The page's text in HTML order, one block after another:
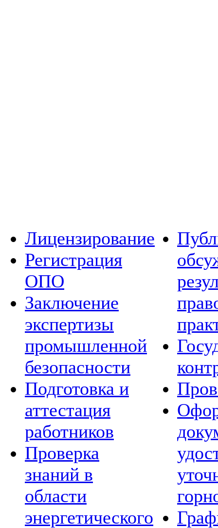
Лицензирование
Регистрация
ОПО
Заключение
экспертизы
промышленной
безопасности
Подготовка и
аттестация
работников
Проверка
знаний в
области
энергетического